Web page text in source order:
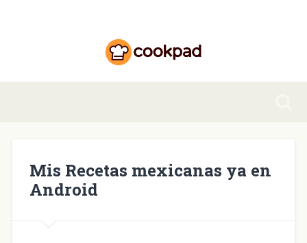
Mis Recetas mexicanas ya en
Android